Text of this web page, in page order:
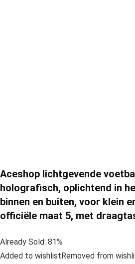
Aceshop lichtgevende
holografisch, oplichtend in
binnen en buiten, voor klein
officiële maat 5, met
Already Sold: 81%
Added to wishlistRemoved from